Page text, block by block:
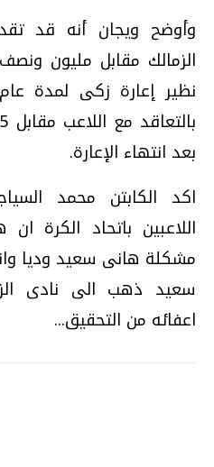
وأوضح ويجان أنه قد
الزمالك مقابل مليون
نظير إعارة زكى لمدة
بعد انتهاء الإعارة.
اكد الكابتن محمد
اللاعبين باتحاد الكرة
مشكلة هانى سعيد وديا
سعيد ذهب الى نادى
اعفائه من التحقيق...